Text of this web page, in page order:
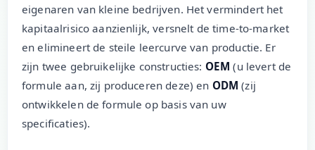
eigenaren van kleine bedrijven. Het vermindert het
kapitaalrisico aanzienlijk, versnelt de time-to-market
en elimineert de steile leercurve van productie. Er
zijn twee gebruikelijke constructies: OEM (u levert de
formule aan, zij produceren deze) en ODM (zij
ontwikkelen de formule op basis van uw
specificaties).